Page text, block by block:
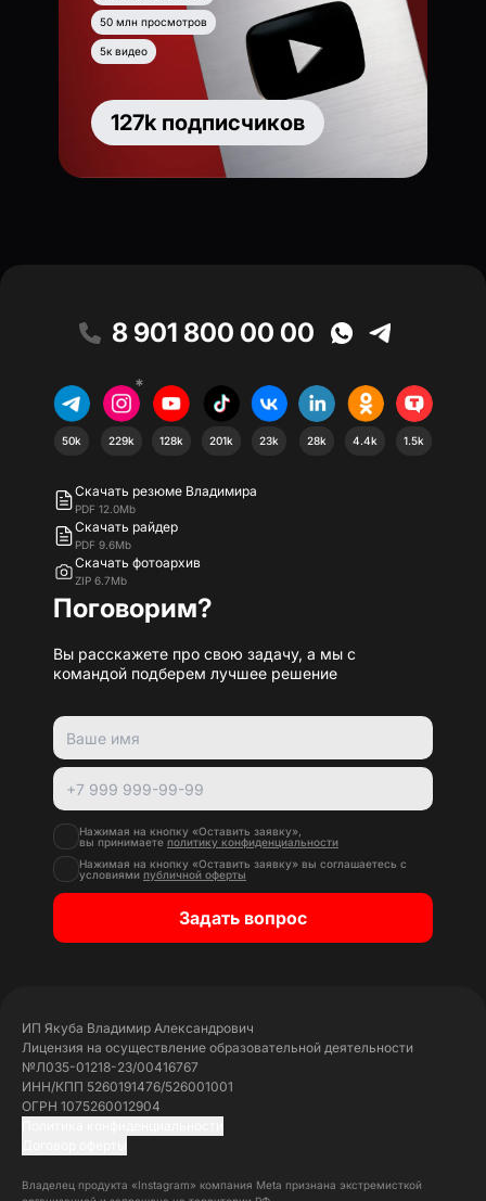
50 млн просмотров
5к видео
127k подписчиков
8 901 800 00 00
50k
*
229k 128k 201k 23k 28k 4.4k 1.5k
Скачать резюме Владимира
PDF 12.0Mb
Скачать райдер
PDF 9.6Mb
Скачать фотоархив
ZIP 6.7Mb
Поговорим?
Вы расскажете про свою задачу, а мы с
командой подберем лучшее решение
Нажимая на кнопку «Оставить заявку»,
вы принимаете политику конфиденциальности
Нажимая на кнопку «Оставить заявку» вы соглашаетесь с
условиями публичной оферты
Задать вопрос
ИП Якуба Владимир Александрович
Лицензия на осуществление образовательной деятельности
№Л035-01218-23/00416767
ИНН/КПП 5260191476/526001001
ОГРН 1075260012904
Владелец продукта «Instagram» компания Meta признана экстремисткой